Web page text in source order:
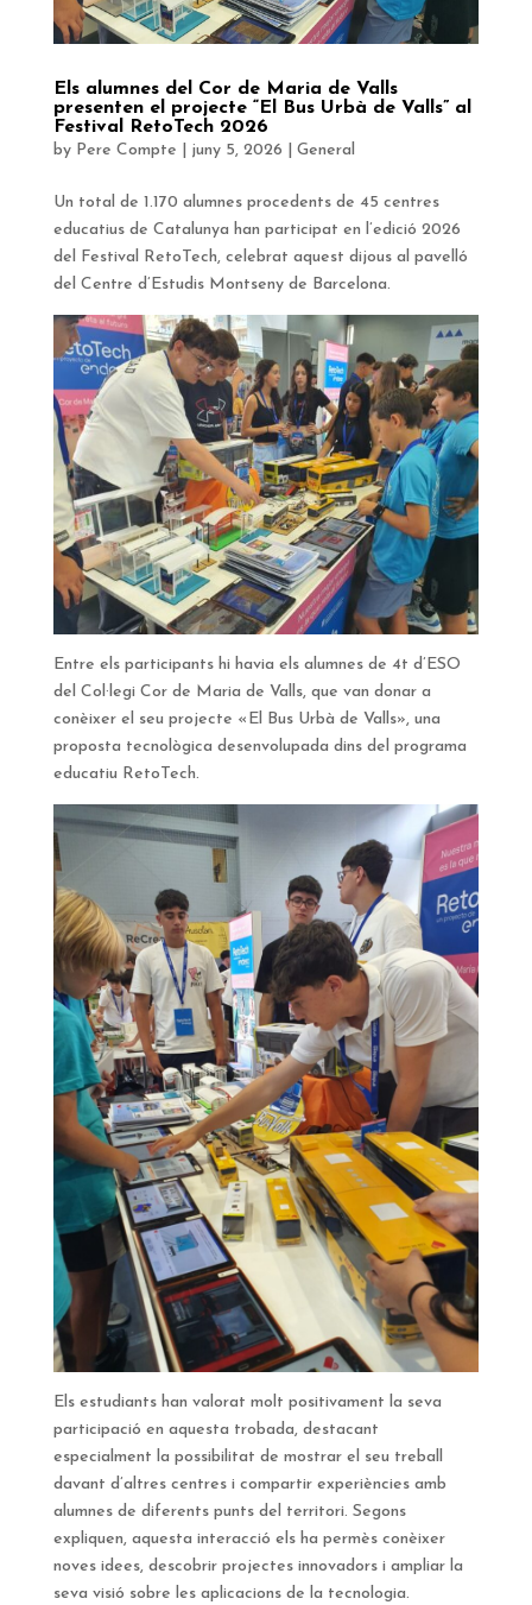
Els alumnes del Cor de Maria de Valls
presenten el projecte “El Bus Urbà de Valls” al
Festival RetoTech 2026
by Pere Compte juny 5, 2026 General
Un total de 1.170 alumnes procedents de 45 centres
educatius de Catalunya han participat en l’edició 2026
del Festival RetoTech, celebrat aquest dijous al pavelló
del Centre d’Estudis Montseny de Barcelona.
Entre els participants hi havia els alumnes de 4t d’ESO
del Col·legi Cor de Maria de Valls, que van donar a
conèixer el seu projecte «El Bus Urbà de Valls», una
proposta tecnològica desenvolupada dins del programa
educatiu RetoTech.
Els estudiants han valorat molt positivament la seva
participació en aquesta trobada, destacant
especialment la possibilitat de mostrar el seu treball
davant d’altres centres i compartir experiències amb
alumnes de diferents punts del territori. Segons
expliquen, aquesta interacció els ha permès conèixer
noves idees, descobrir projectes innovadors i ampliar la
seva visió sobre les aplicacions de la tecnologia.